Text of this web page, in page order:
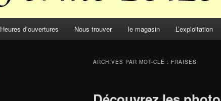
Heures d’ouvertures Nous trouver le magasin L’exploitation
ARCHIVES PAR MOT-CLÉ : FRAISES